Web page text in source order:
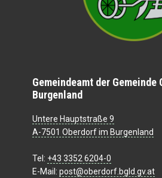
Gemeindeamt der Gemeinde
Burgenland
Untere Hauptstraße 9
A-7501 Oberdorf im Burgenland
Tel: +43 3352 6204-0
E-Mail: post@oberdorf.bgld.gv.at